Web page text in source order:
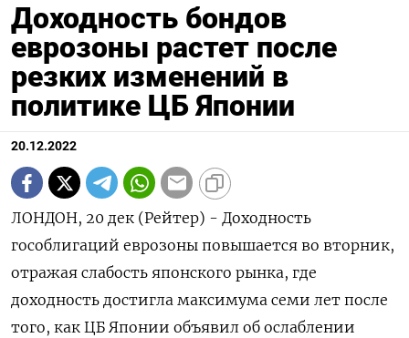
Доходность бондов
еврозоны растет после
резких изменений в
политике ЦБ Японии
20.12.2022
ЛОНДОН, 20 дек (Рейтер) - Доходность
гособлигаций еврозоны повышается во вторник,
отражая слабость японского рынка, где
доходность достигла максимума семи лет после
того, как ЦБ Японии объявил об ослаблении